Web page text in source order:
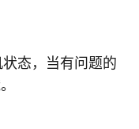
态，当有问题的